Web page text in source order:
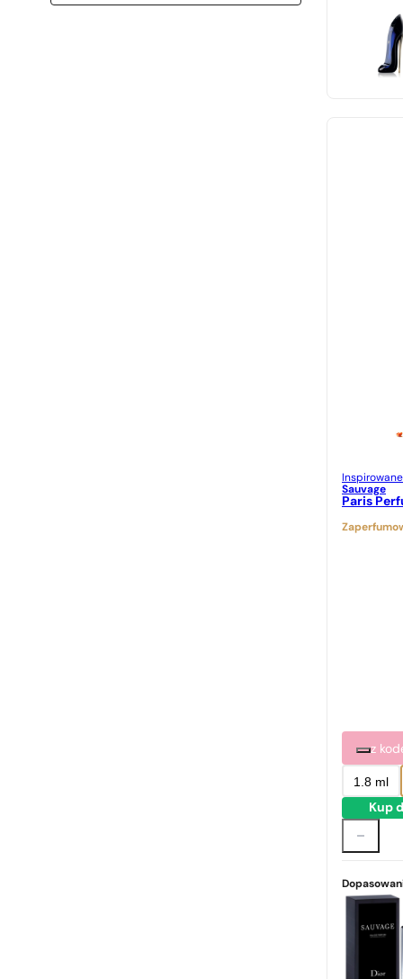
Creed
Inspirowane
Sauvage
Paris
z
1.8 ml
Kup